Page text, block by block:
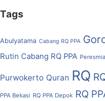
Tags
Abulyatama Cabang RQ PPA
Rutin Cabang RQ PPA
Purwokerto Quran RQ
PPA Bekasi RQ PPA Depok RQ